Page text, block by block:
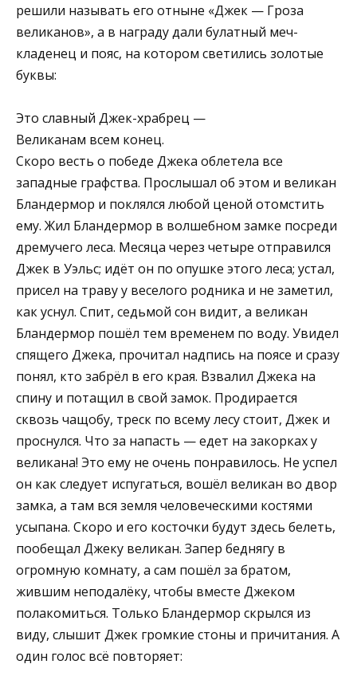
решили называть его отныне «Джек — Гроза
великанов», а в награду дали булатный меч-
кладенец и пояс, на котором светились золотые
буквы:
Это славный Джек-храбрец —
Великанам всем конец.
Скоро весть о победе Джека облетела все
западные графства. Прослышал об этом и великан
Бландермор и поклялся любой ценой отомстить
ему. Жил Бландермор в волшебном замке посреди
дремучего леса. Месяца через четыре отправился
Джек в Уэльс; идёт он по опушке этого леса; устал,
присел на траву у веселого родника и не заметил,
как уснул. Спит, седьмой сон видит, а великан
Бландермор пошёл тем временем по воду. Увидел
спящего Джека, прочитал надпись на поясе и сразу
понял, кто забрёл в его края. Взвалил Джека на
спину и потащил в свой замок. Продирается
сквозь чащобу, треск по всему лесу стоит, Джек и
проснулся. Что за напасть — едет на закорках у
великана! Это ему не очень понравилось. Не успел
он как следует испугаться, вошёл великан во двор
замка, а там вся земля человеческими костями
усыпана. Скоро и его косточки будут здесь белеть,
пообещал Джеку великан. Запер беднягу в
огромную комнату, а сам пошёл за братом,
жившим неподалёку, чтобы вместе Джеком
полакомиться. Только Бландермор скрылся из
виду, слышит Джек громкие стоны и причитания. А
один голос всё повторяет: